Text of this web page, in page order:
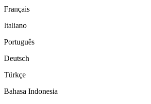
Français
Italiano
Português
Deutsch
Türkçe
Bahasa Indonesia